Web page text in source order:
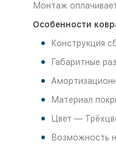
Монтаж
Особенности
Конструкция
Габаритные
Материал
Цвет —
Возможность